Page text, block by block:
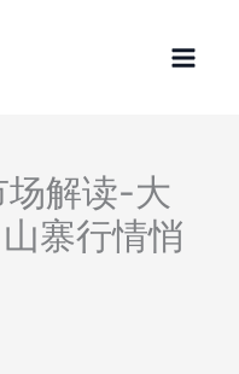
场解读-大
寨行情悄